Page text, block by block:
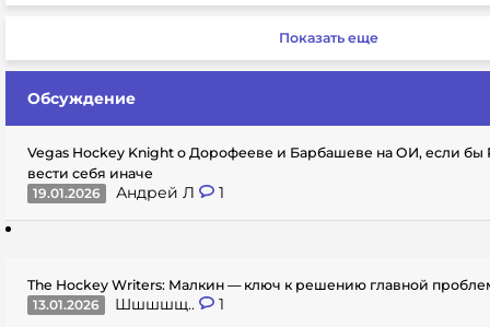
Показать еще
Обсуждение
Vegas Hockey Knight о Дорофееве и Барбашеве на ОИ, если бы
вести себя иначе
19.01.2026
Андрей Л 1
The Hockey Writers: Малкин — ключ к решению главной
13.01.2026
Шшшшщ.. 1